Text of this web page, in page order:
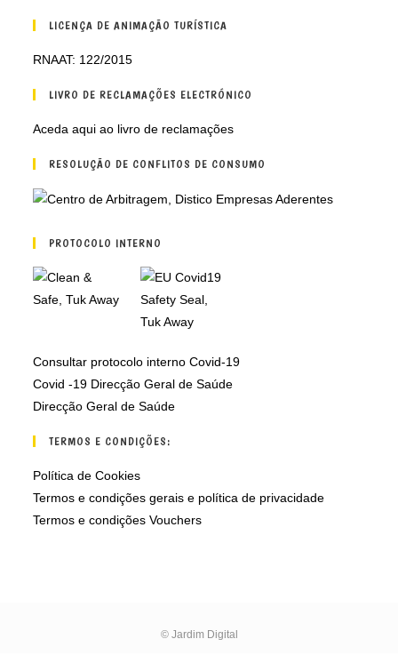
application
LICENÇA DE ANIMAÇÃO TURÍSTICA
RNAAT: 122/2015
LIVRO DE RECLAMAÇÕES ELECTRÓNICO
Aceda aqui ao livro de reclamações
RESOLUÇÃO DE CONFLITOS DE CONSUMO
PROTOCOLO INTERNO
Consultar protocolo interno Covid-19
Covid -19 Direcção Geral de Saúde
Direcção Geral de Saúde
TERMOS E CONDIÇÕES:
Política de Cookies
Termos e condições gerais e política de privacidade
Termos e condições Vouchers
© Jardim Digital